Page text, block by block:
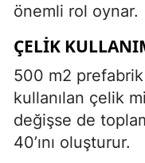
önemli rol oynar.
ÇELIK
500 m2 prefabrik
kullanılan çelik
değişse de
40’ını oluşturur.